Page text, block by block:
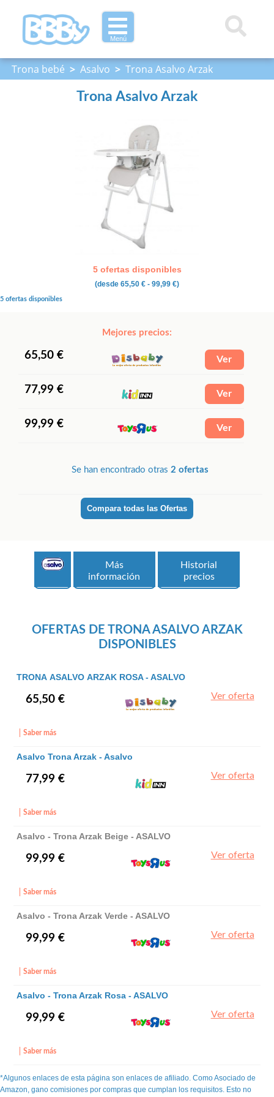
Menú
Trona bebé > Asalvo > Trona Asalvo Arzak
Trona Asalvo Arzak
5 ofertas disponibles
(desde 65,50 € - 99,99 €)
5 ofertas disponibles
Mejores precios:
65,50 €
77,99 €
99,99 €
Se han encontrado otras 2 ofertas
Compara todas las Ofertas
Más
información
Historial
precios
OFERTAS DE TRONA ASALVO ARZAK
DISPONIBLES
TRONA ASALVO ARZAK ROSA - ASALVO
Saber más
65,50 € Ver oferta
Asalvo Trona Arzak - Asalvo
Saber más
77,99 € Ver oferta
Asalvo - Trona Arzak Beige - ASALVO
Saber más
99,99 € Ver oferta
Asalvo - Trona Arzak Verde - ASALVO
Saber más
99,99 € Ver oferta
Asalvo - Trona Arzak Rosa - ASALVO
Saber más
99,99 € Ver oferta
*Algunos enlaces de esta página son enlaces de afiliado. Como Asociado de
Amazon, gano comisiones por compras que cumplan los requisitos. Esto no